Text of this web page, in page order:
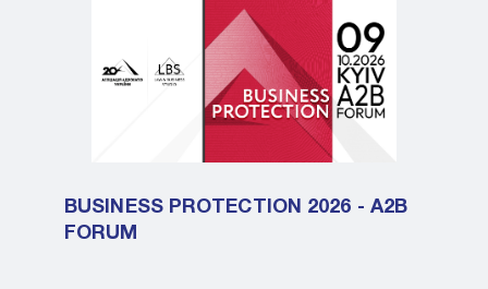
BUSINESS PROTECTION 2026 - A2B
FORUM